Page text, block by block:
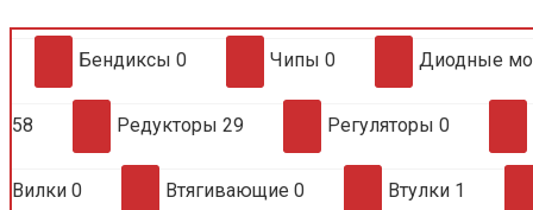
Бендиксы 0 Чипы 0 Диодные
58 Редукторы 29 Регуляторы 0
Вилки 0 Втягивающие 0 Втулки 1